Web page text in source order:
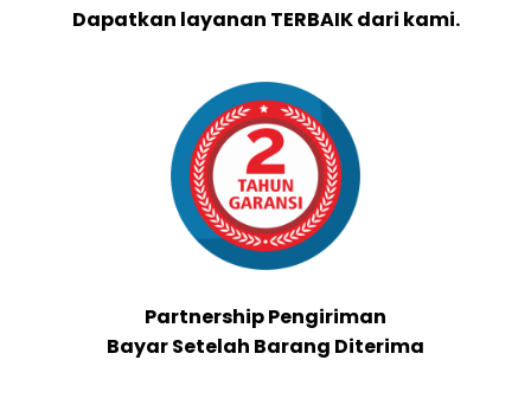
Dapatkan layanan TERBAIK dari kami.
Partnership Pengiriman
Bayar Setelah Barang Diterima